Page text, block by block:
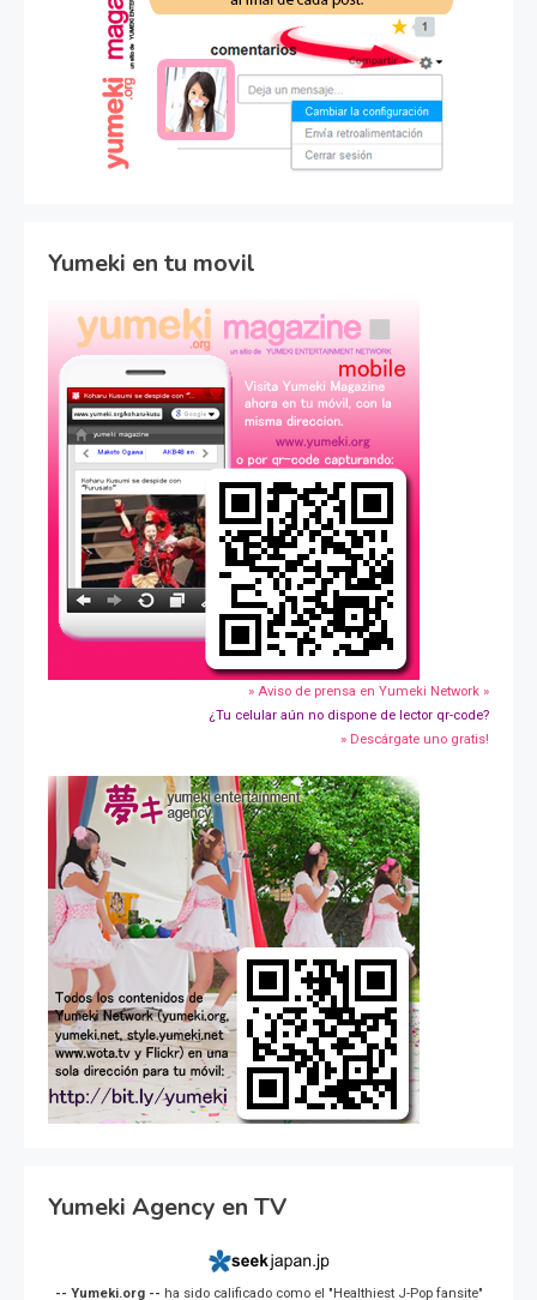
Yumeki en tu movil
» Aviso de prensa en Yumeki Network »
¿Tu celular aún no dispone de lector qr-code?
» Descárgate uno gratis!
Yumeki Agency en TV
-- Yumeki.org -- ha sido calificado como el "Healthiest J-Pop fansite"